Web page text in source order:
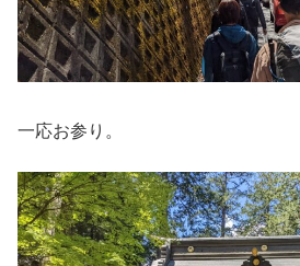
一応お参り。